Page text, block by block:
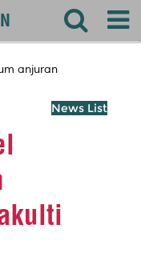
anjuran
News List